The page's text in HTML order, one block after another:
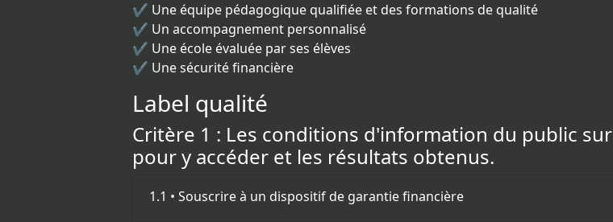
✔️ Une équipe pédagogique qualifiée et des formations de qualité
✔️ Un accompagnement personnalisé
✔️ Une école évaluée par ses élèves
✔️ Une sécurité financière
Label qualité
Critère 1 : Les conditions d'information du public
pour y accéder et les résultats obtenus.
1.1 • Souscrire à un dispositif de garantie financière